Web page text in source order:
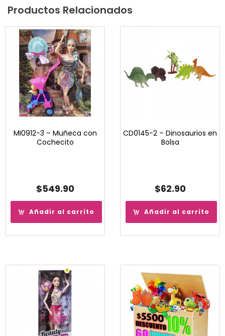
Productos Relacionados
MI0912-3 – Muñeca con
Cochecito
$549.90
Añadir al carrito
CD0145-2 – Dinosaurios en
Bolsa
$62.90
Añadir al carrito